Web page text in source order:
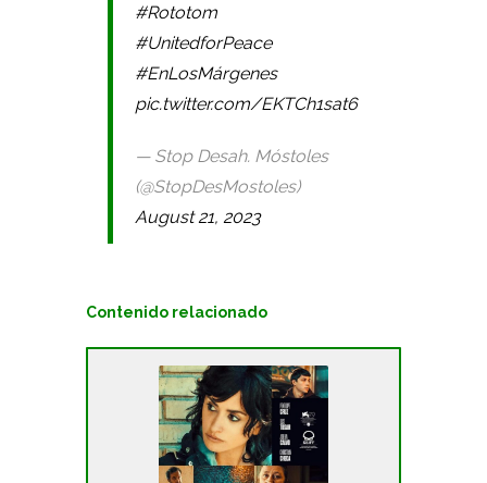
#Rototom
#UnitedforPeace
#EnLosMárgenes
pic.twitter.com/EKTCh1sat6
— Stop Desah. Móstoles
(@StopDesMostoles)
August 21, 2023
Contenido relacionado